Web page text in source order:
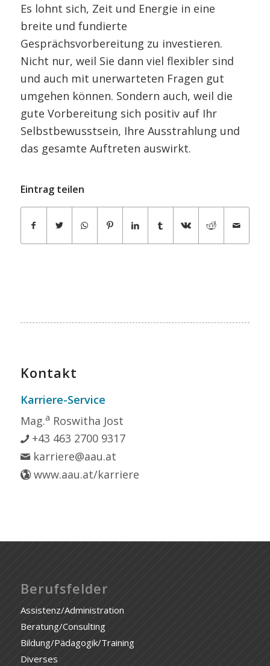
Es lohnt sich, Zeit und Energie in eine
breite und fundierte
Gesprächsvorbereitung zu investieren.
Nicht nur, weil Sie dann viel flexibler sind
und auch mit unerwarteten Fragen gut
umgehen können. Sondern auch, weil die
gute Vorbereitung sich positiv auf Ihr
Selbstbewusstsein, Ihre Ausstrahlung und
das gesamte Auftreten auswirkt.
Eintrag teilen
Kontakt
Karriere-Service
Mag.a Roswitha Jost
+43 463 2700 9317
karriere@aau.at
www.aau.at/karriere
Berufsfelder
Assistenz/Administration
Beratung/Consulting
Bildung/Pädagogik/Training
Diverses